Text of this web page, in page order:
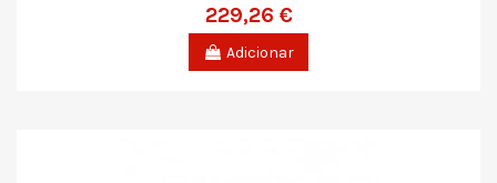
229,26 €
Adicionar